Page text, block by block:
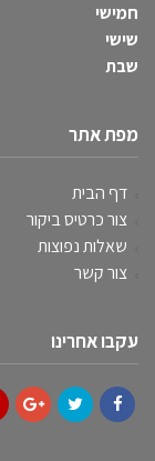
חמישי
שישי
שבת
מפת אתר
דף הבית
צור כרטיס ביקור
שאלות נפוצות
צור קשר
עקבו אחרינו